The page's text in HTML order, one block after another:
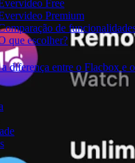
Free
Premium
de
que escolher?
diferença entre o Flacbox e